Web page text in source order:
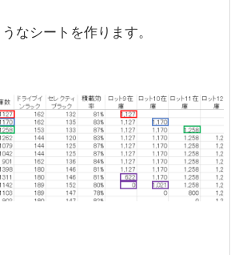
なシートを作ります。